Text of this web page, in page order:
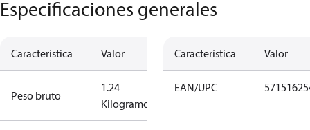
Especificaciones generales
Característica Valor
Peso bruto
1.24
Kilogramo
Característica Valor
EAN/UPC